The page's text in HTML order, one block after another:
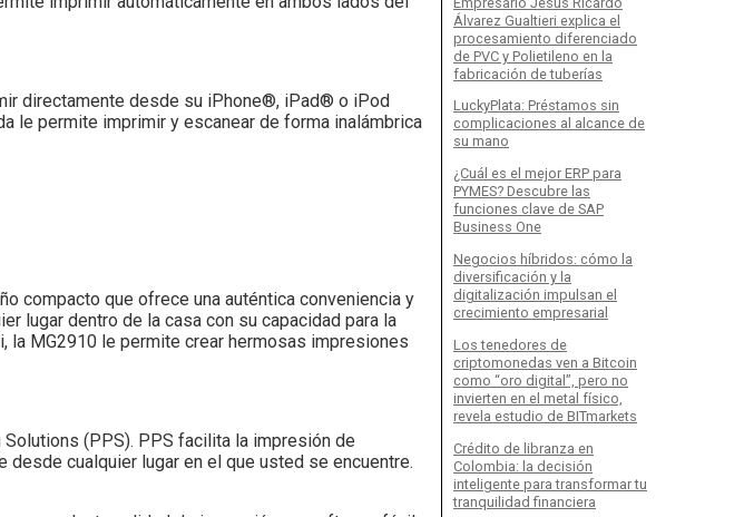
directamente desde su iPhone®, iPad® o iPod
le permite imprimir y escanear de forma inalámbrica
compacto que ofrece una auténtica conveniencia y
lugar dentro de la casa con su capacidad para la
la MG2910 le permite crear hermosas impresiones
(PPS). PPS facilita la impresión de
cualquier lugar en el que usted se encuentre.
Álvarez Gualtieri explica el
procesamiento diferenciado
de PVC y Polietileno en la
fabricación de tuberías
LuckyPlata: Préstamos sin
complicaciones al alcance de
su mano
¿Cuál es el mejor ERP para
PYMES? Descubre las
funciones clave de SAP
Business One
Negocios híbridos: cómo la
diversificación y la
digitalización impulsan el
crecimiento empresarial
Los tenedores de
criptomonedas ven a Bitcoin
como “oro digital”, pero no
invierten en el metal físico,
revela estudio de BITmarkets
Crédito de libranza en
Colombia: la decisión
inteligente para transformar tu
tranquilidad financiera